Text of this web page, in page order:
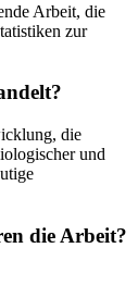
Arbeit, die
zur
die
und
die Arbeit?